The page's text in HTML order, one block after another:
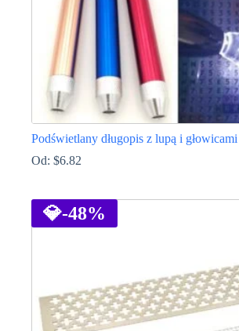
Podświetlany długopis z lupą i głowicami
Od: $6.82
produkt
ma
wiele
na
stronie
produktu
💎-48%